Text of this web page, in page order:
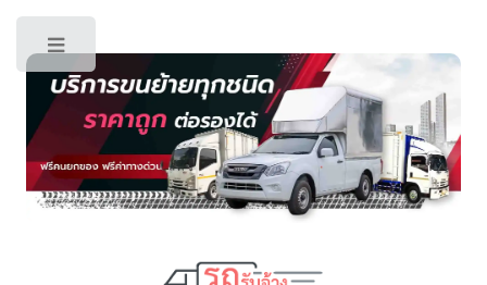
Toggle